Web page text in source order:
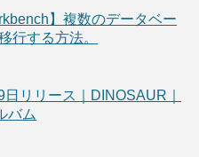
】複数のデータベー
行する方法。
リリース｜DINOSAUR｜
バム